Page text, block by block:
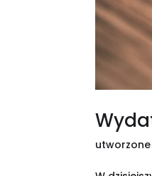
utworzone